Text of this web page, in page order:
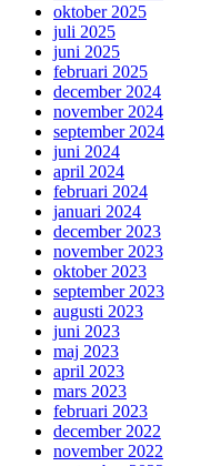
oktober 2025
juli 2025
juni 2025
februari 2025
december 2024
november 2024
september 2024
juni 2024
april 2024
februari 2024
januari 2024
december 2023
november 2023
oktober 2023
september 2023
augusti 2023
juni 2023
maj 2023
april 2023
mars 2023
februari 2023
december 2022
november 2022